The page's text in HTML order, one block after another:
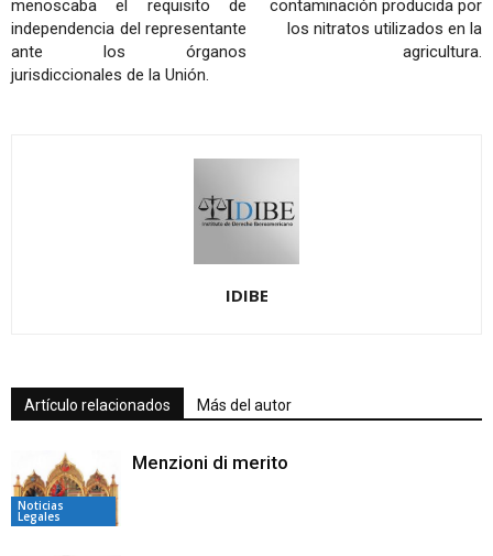
menoscaba el requisito de
independencia del representante
ante los órganos
jurisdiccionales de la Unión.
contaminación producida por
los nitratos utilizados en la
agricultura.
IDIBE
Artículo relacionados Más del autor
Noticias
Legales
Menzioni di merito